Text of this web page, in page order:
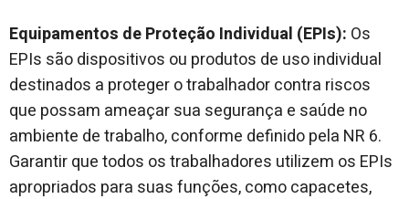
Equipamentos de Proteção Individual (EPIs): Os
EPIs são dispositivos ou produtos de uso individual
destinados a proteger o trabalhador contra riscos
que possam ameaçar sua segurança e saúde no
ambiente de trabalho, conforme definido pela NR 6.
Garantir que todos os trabalhadores utilizem os EPIs
apropriados para suas funções, como capacetes,